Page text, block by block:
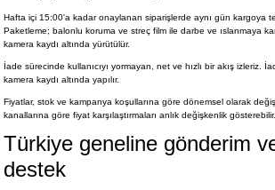
Hafta içi 15:00'a kadar onaylanan siparişlerde aynı gün kargoya
Paketleme; balonlu koruma ve streç film ile darbe ve ıslanmaya
kamera kaydı altında yürütülür.
İade sürecinde kullanıcıyı yormayan, net ve hızlı bir akış izleriz.
kamera kaydı altında yapılır.
Fiyatlar, stok ve kampanya koşullarına göre dönemsel olarak
kanallarına göre fiyat karşılaştırmaları anlık değişkenlik gösterebilir.
Türkiye geneline gönderim
destek